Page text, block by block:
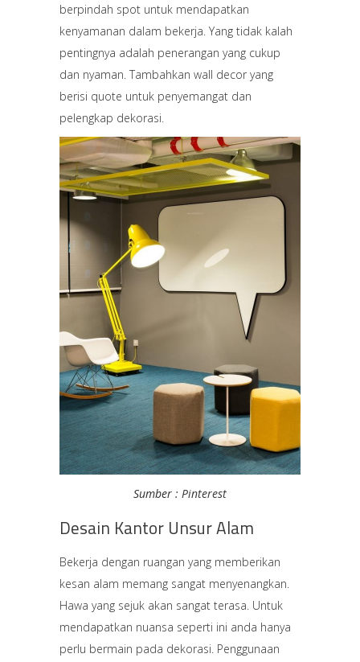
berpindah spot untuk mendapatkan
kenyamanan dalam bekerja. Yang tidak kalah
pentingnya adalah penerangan yang cukup
dan nyaman. Tambahkan wall decor yang
berisi quote untuk penyemangat dan
pelengkap dekorasi.
Sumber : Pinterest
Desain Kantor Unsur Alam
Bekerja dengan ruangan yang memberikan
kesan alam memang sangat menyenangkan.
Hawa yang sejuk akan sangat terasa. Untuk
mendapatkan nuansa seperti ini anda hanya
perlu bermain pada dekorasi. Penggunaan